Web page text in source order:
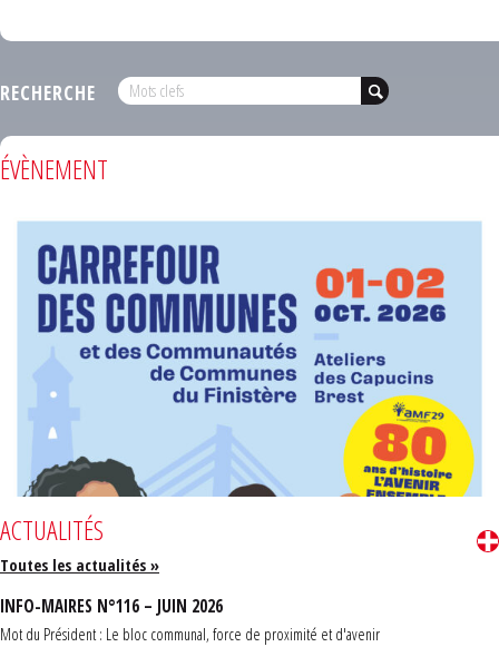
RECHERCHE
ÉVÈNEMENT
ACTUALITÉS
Toutes les actualités »
INFO-MAIRES N°116 – JUIN 2026
Mot du Président : Le bloc communal, force de proximité et d'avenir